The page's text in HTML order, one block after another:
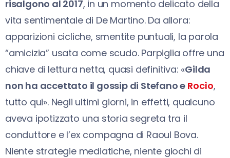
risalgono al 2017, in un momento delicato della
vita sentimentale di De Martino. Da allora:
apparizioni cicliche, smentite puntuali, la parola
“amicizia” usata come scudo. Parpiglia offre una
chiave di lettura netta, quasi definitiva: «Gilda
non ha accettato il gossip di Stefano e Rocìo,
tutto qui». Negli ultimi giorni, in effetti, qualcuno
aveva ipotizzato una storia segreta tra il
conduttore e l’ex compagna di Raoul Bova.
Niente strategie mediatiche, niente giochi di